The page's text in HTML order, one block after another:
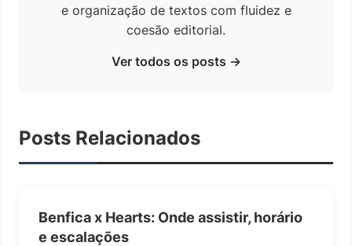
e organização de textos com fluidez e
coesão editorial.
Ver todos os posts →
Posts Relacionados
Benfica x Hearts: Onde assistir, horário
e escalações